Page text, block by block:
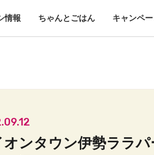
情報 ちゃんとごはん キャンペ
オンタウン伊勢ララ